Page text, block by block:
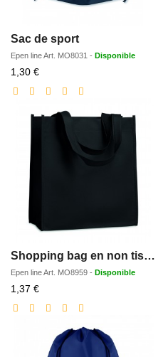
Sac de sport
Epen lineArt. MO8031 - Disponible
1,30 €Prix
réduit
Shopping bag en non tissé
Epen lineArt. MO8959 - Disponible
1,37 €Prix
réduit